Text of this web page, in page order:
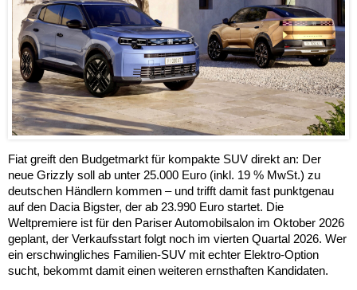
Fiat greift den Budgetmarkt für kompakte SUV direkt an: Der
neue Grizzly soll ab unter 25.000 Euro (inkl. 19 % MwSt.) zu
deutschen Händlern kommen – und trifft damit fast punktgenau
auf den Dacia Bigster, der ab 23.990 Euro startet. Die
Weltpremiere ist für den Pariser Automobilsalon im Oktober 2026
geplant, der Verkaufsstart folgt noch im vierten Quartal 2026. Wer
ein erschwingliches Familien-SUV mit echter Elektro-Option
sucht, bekommt damit einen weiteren ernsthaften Kandidaten.